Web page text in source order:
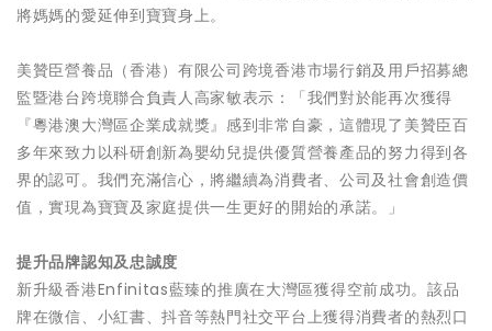
將媽媽的愛延伸到寶寶身上。
美贊臣營養品（香港）有限公司跨境香港市場行銷及用戶招募總
監暨港台跨境聯合負責人高家敏表示：「我們對於能再次獲得
『粵港澳大灣區企業成就獎』感到非常自豪，這體現了美贊臣百
多年來致力以科研創新為嬰幼兒提供優質營養產品的努力得到各
界的認可。我們充滿信心，將繼續為消費者、公司及社會創造價
值，實現為寶寶及家庭提供一生更好的開始的承諾。」
提升品牌認知及忠誠度
新升級香港Enfinitas藍臻的推廣在大灣區獲得空前成功。該品
牌在微信、小紅書、抖音等熱門社交平台上獲得消費者的熱烈口